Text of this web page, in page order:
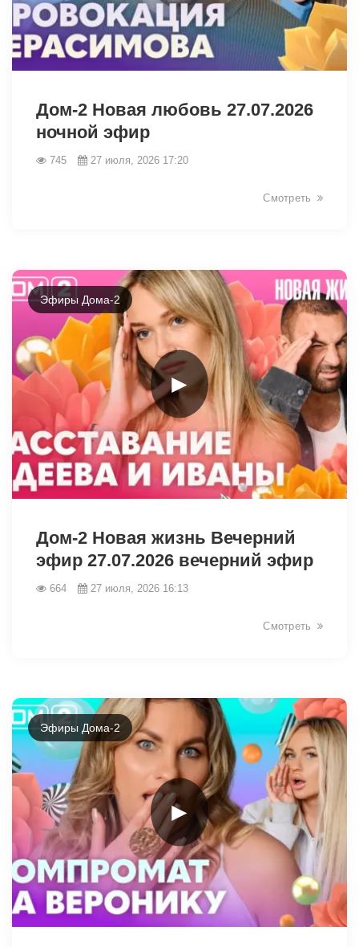
Дом-2 Новая любовь 27.07.2026
ночной эфир
745 27 июля, 2026 17:20
Смотреть
►
Эфиры Дома-2
Дом-2 Новая жизнь Вечерний
эфир 27.07.2026 вечерний эфир
664 27 июля, 2026 16:13
Смотреть
►
Эфиры Дома-2